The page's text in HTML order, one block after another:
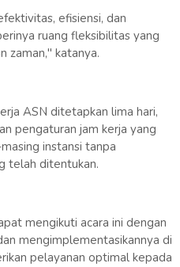
efisiensi, dan
ruang fleksibilitas yang
zaman," katanya.
ASN ditetapkan lima hari,
pengaturan jam kerja yang
instansi tanpa
telah ditentukan.
mengikuti acara ini dengan
mengimplementasikannya di
pelayanan optimal kepada